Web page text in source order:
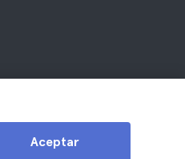
Aceptar